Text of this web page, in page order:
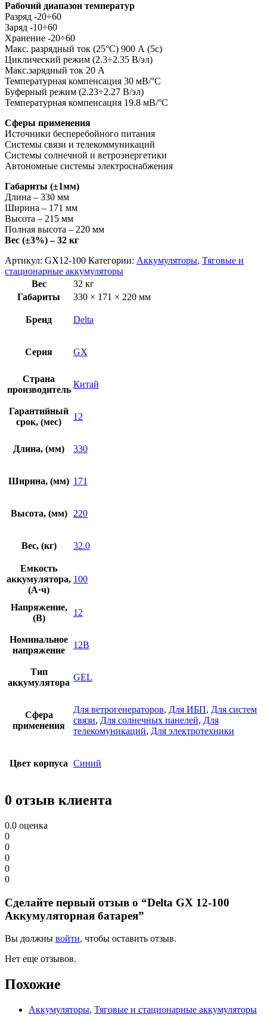
Рабочий диапазон температур
Разряд -20÷60
Заряд -10÷60
Хранение -20÷60
Макс. разрядный ток (25°С) 900 А (5с)
Циклический режим (2.3÷2.35 В/эл)
Макс.зарядный ток 20 А
Температурная компенсация 30 мВ/°С
Буферный режим (2.23÷2.27 В/эл)
Температурная компенсация 19.8 мВ/°С
Cферы применения
Источники бесперебойного питания
Системы связи и телекоммуникаций
Системы солнечной и ветроэнергетики
Автономные системы электроснабжения
Габариты (±1мм)
Длина – 330 мм
Ширина – 171 мм
Высота – 215 мм
Полная высота – 220 мм
Вес (±3%) – 32 кг
Артикул: GX12-100 Категории: Аккумуляторы, Тяговые и
стационарные аккумуляторы
Вес
32 кг
Габариты
330 × 171 × 220 мм
Бренд Delta
Серия GX
Страна
производитель
Китай
Гарантийный
срок, (мес)
12
Длина, (мм) 330
Ширина, (мм) 171
Высота, (мм) 220
Вес, (кг) 32.0
Емкость
аккумулятора,
(А·ч)
100
Напряжение,
(В)
12
Номинальное
напряжение
12В
Тип
аккумулятора
GEL
Сфера
применения
Для ветрогенераторов, Для ИБП, Для систем
связи, Для солнечных панелей, Для
телекомуникаций, Для электротехники
Цвет корпуса Синий
0 отзыв клиента
0.0 оценка
0
0
0
0
0
Сделайте первый отзыв о “Delta GX 12-100
Аккумуляторная батарея”
Вы должны войти, чтобы оставить отзыв.
Нет еще отзывов.
Похожие
Аккумуляторы, Тяговые и стационарные аккумуляторы